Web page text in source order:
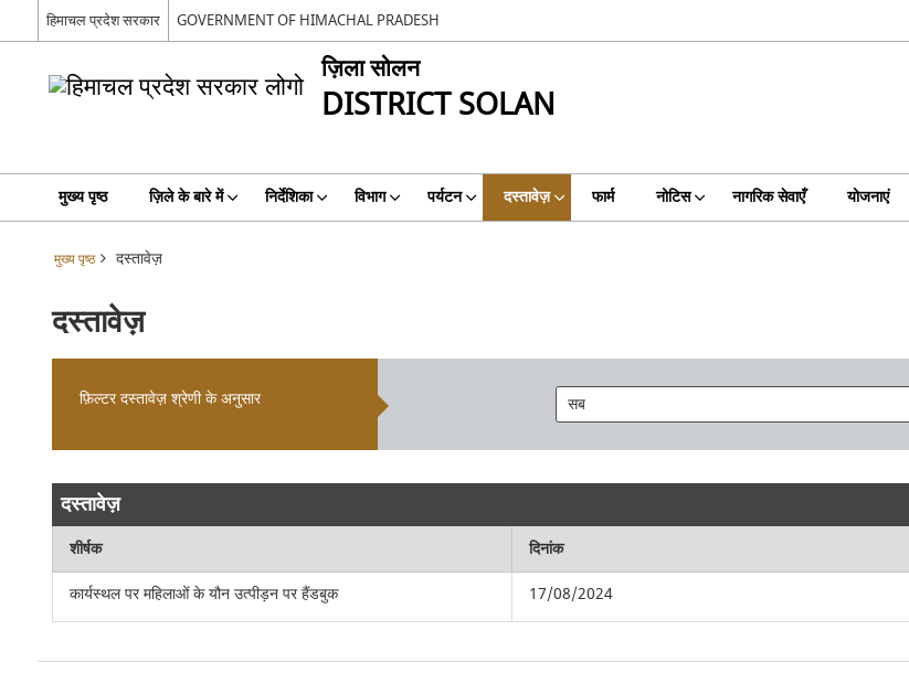
हिमाचल प्रदेश सरकार GOVERNMENT OF HIMACHAL PRADESH
ज़िला सोलन
DISTRICT SOLAN
मुख्य पृष्ठ ज़िले के बारे में निर्देशिका विभाग पर्यटन दस्तावेज़ फार्म नोटिस नागरिक सेवाएँ योजनाएं
मुख्य पृष्ठ दस्तावेज़
दस्तावेज़
फ़िल्टर दस्तावेज़ श्रेणी के अनुसार
दस्तावेज़
शीर्षक दिनांक
कार्यस्थल पर महिलाओं के यौन उत्पीड़न पर हैंडबुक
17/08/2024